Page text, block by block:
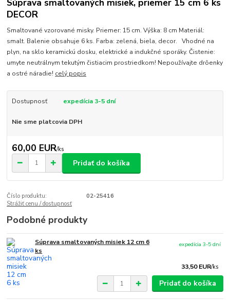
Súprava smaltovaných misiek, priemer 15 cm 6 ks
DECOR
Smaltované vzorované misky. Priemer: 15 cm. Výška: 8 cm Materiál:
smalt. Balenie obsahuje 6 ks. Farba: zelená, biela, decor. Vhodné na
plyn, na sklo keramickú dosku, elektrické a indukčné sporáky. Čistenie:
umyte neutrálnym tekutým čistiacim prostriedkom! Nepoužívajte drôenky
a ostré náradie! celý popis
Dostupnosť expedícia 3-5 dní
Nie sme platcovia DPH
60,00 EUR/ks
Pridať do košíka
Číslo produktu:
02-25416
Strážiť cenu / dostupnosť
Podobné produkty
Súprava smaltovaných misiek 12 cm 6
ks
33,50 EUR/ks
expedícia 3-5 dní
Pridať do košíka